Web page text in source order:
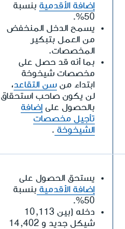
إضافة الأقدمية بنسبة
50%.
يسمح الدخل المنخفض
من العمل بتبكير
المخصصات.
بما أنه قد حصل على
مخصصات شيخوخة
ابتداء من سن التقاعد،
لن يكون صاحب استحقاق
بالحصول على إضافة
تأجيل مخصصات
الشيخوخة .
يستحق الحصول على
إضافة الأقدمية بنسبة
50%.
دخله (بين 10,113
شيكل جديد و 14,402